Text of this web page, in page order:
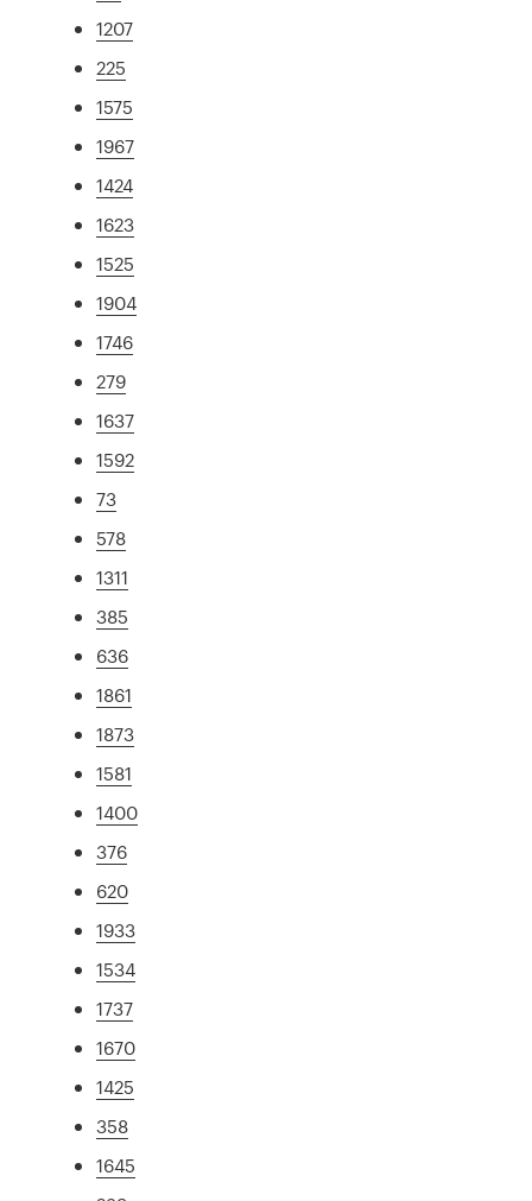
1207
225
1575
1967
1424
1623
1525
1904
1746
279
1637
1592
73
578
1311
385
636
1861
1873
1581
1400
376
620
1933
1534
1737
1670
1425
358
1645